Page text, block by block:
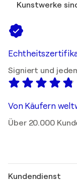
Kunstwerke
Signiert und
Von Käufern
Über 20.000
Kundendienst